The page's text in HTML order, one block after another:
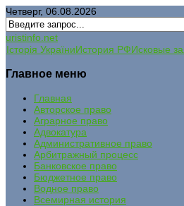
Четверг, 06.08.2026
uristinfo.net
Історія УкраїниИстория РФИсковые
Главное меню
Главная
Авторское право
Аграрное право
Адвокатура
Административное право
Арбитражный процесс
Банковское право
Бюджетное право
Водное право
Всемирная история